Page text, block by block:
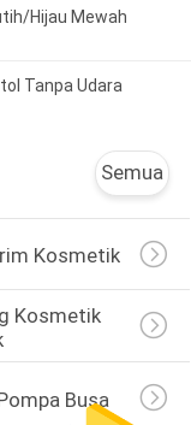
Hijau Mewah
Tanpa Udara
Semua
Kosmetik
Kosmetik
Busa